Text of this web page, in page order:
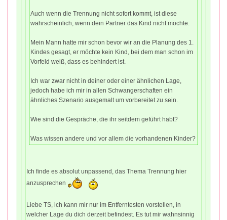
Auch wenn die Trennung nicht sofort kommt, ist diese
wahrscheinlich, wenn dein Partner das Kind nicht möchte.
Mein Mann hatte mir schon bevor wir an die Planung des 1.
Kindes gesagt, er möchte kein Kind, bei dem man schon im
Vorfeld weiß, dass es behindert ist.
Ich war zwar nicht in deiner oder einer ähnlichen Lage,
jedoch habe ich mir in allen Schwangerschaften ein
ähnliches Szenario ausgemalt um vorbereitet zu sein.
Wie sind die Gespräche, die ihr seitdem geführt habt?
Was wissen andere und vor allem die vorhandenen Kinder?
Ich finde es absolut unpassend, das Thema Trennung hier
anzusprechen
Liebe TS, ich kann mir nur im Entferntesten vorstellen, in
welcher Lage du dich derzeit befindest. Es tut mir wahnsinnig